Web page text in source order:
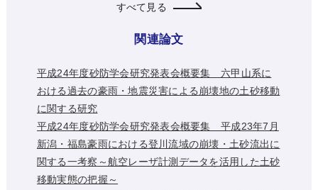
すべて見る
関連論文
平成24年度砂防学会研究発表会概要集 六甲山系に
おける過去の豪雨・地震災害による崩壊地の土砂移動
に関する研究
平成24年度砂防学会研究発表会概要集 平成23年7月
新潟・福島豪雨における登川流域の崩壊・土砂流出に
関する一考察～航空レーザ計測データを活用した土砂
移動実態の把握～